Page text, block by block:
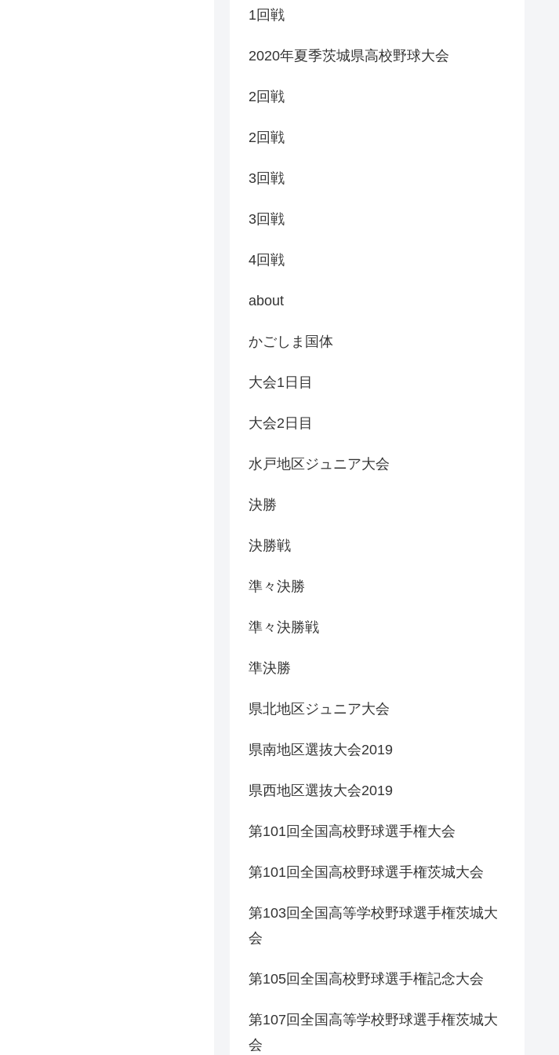
1回戦
2020年夏季茨城県高校野球大会
2回戦
2回戦
3回戦
3回戦
4回戦
about
かごしま国体
大会1日目
大会2日目
水戸地区ジュニア大会
決勝
決勝戦
準々決勝
準々決勝戦
準決勝
県北地区ジュニア大会
県南地区選抜大会2019
県西地区選抜大会2019
第101回全国高校野球選手権大会
第101回全国高校野球選手権茨城大会
第103回全国高等学校野球選手権茨城大
会
第105回全国高校野球選手権記念大会
第107回全国高等学校野球選手権茨城大
会